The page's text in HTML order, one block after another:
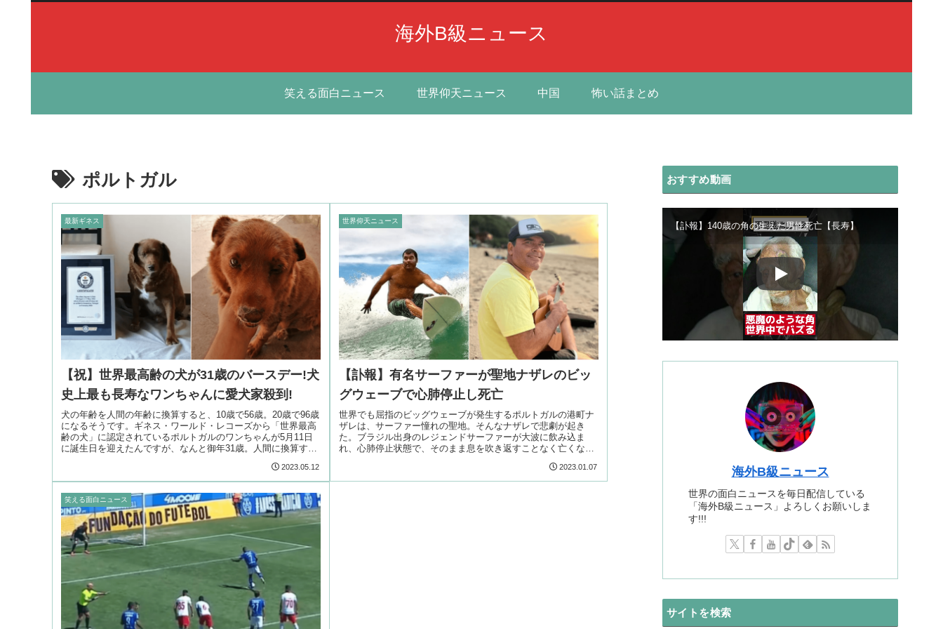
海外B級ニュース
笑える面白ニュース 世界仰天ニュース 中国 怖い話まとめ
ポルトガル
最新ギネス
【祝】世界最高齢の犬が31歳のバースデー!犬
史上最も長寿なワンちゃんに愛犬家殺到!
犬の年齢を人間の年齢に換算すると、10歳で56歳。20歳で96歳
になるそうです。ギネス・ワールド・レコーズから「世界最高
齢の犬」に認定されているポルトガルのワンちゃんが5月11日
に誕生日を迎えたんですが、なんと御年31歳。人間に換算すれ
2023.05.12
世界仰天ニュース
【訃報】有名サーファーが聖地ナザレのビッ
グウェーブで心肺停止し死亡
世界でも屈指のビッグウェーブが発生するポルトガルの港町ナ
ザレは、サーファー憧れの聖地。そんなナザレで悲劇が起き
た。ブラジル出身のレジェンドサーファーが大波に飲み込ま
れ、心肺停止状態で、そのまま息を吹き返すことなく亡くなっ
2023.01.07
笑える面白ニュース
おすすめ動画
【訃報】140歳の角の生えた男性死亡【長寿】
海外B級ニュース
世界の面白ニュースを毎日配信している
「海外B級ニュース」よろしくお願いしま
す!!!
サイトを検索